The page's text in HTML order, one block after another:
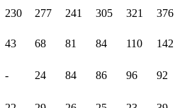
230 277 241 305 321
376
43 68 81 84 110
142
- 24 84 86 96 92